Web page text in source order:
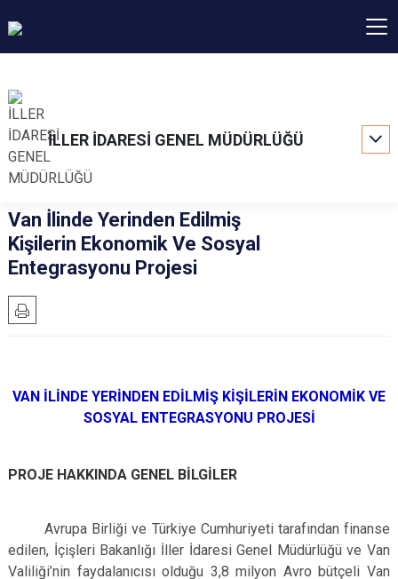
İLLER İDARESİ GENEL MÜDÜRLÜĞÜ
Van İlinde Yerinden Edilmiş
Kişilerin Ekonomik Ve Sosyal
Entegrasyonu Projesi
VAN İLİNDE YERİNDEN EDİLMİŞ KİŞİLERİN EKONOMİK VE
SOSYAL ENTEGRASYONU PROJESİ
PROJE HAKKINDA GENEL BİLGİLER
Avrupa Birliği ve Türkiye Cumhuriyeti tarafından finanse
edilen, İçişleri Bakanlığı İller İdaresi Genel Müdürlüğü ve Van
Valiliği’nin faydalanıcısı olduğu 3,8 milyon Avro bütçeli Van